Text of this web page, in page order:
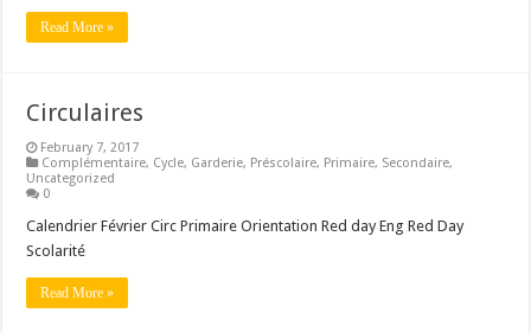
Read More »
Circulaires
February 7, 2017
Complémentaire, Cycle, Garderie, Préscolaire, Primaire, Secondaire,
Uncategorized
0
Calendrier Février Circ Primaire Orientation Red day Eng Red Day
Scolarité
Read More »